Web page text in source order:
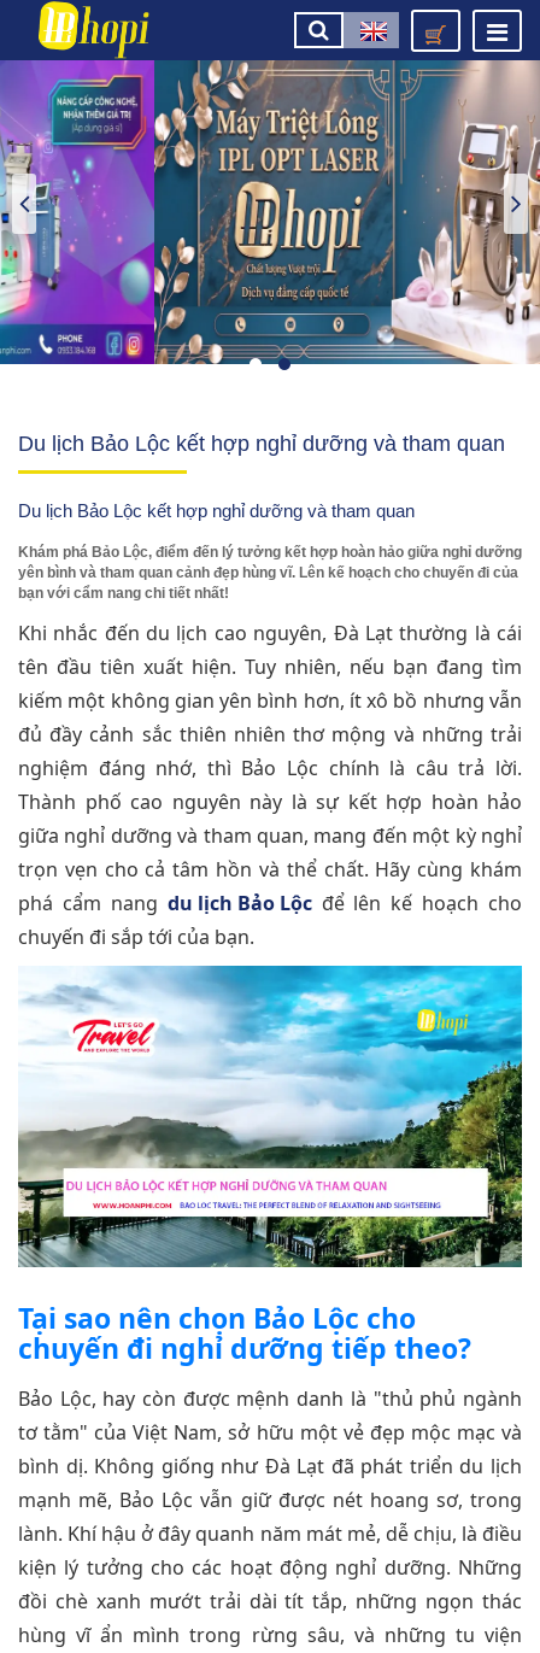
Du lịch Bảo Lộc kết hợp nghỉ dưỡng và tham quan
Du lịch Bảo Lộc kết hợp nghỉ dưỡng và tham quan
Khám phá Bảo Lộc, điểm đến lý tưởng kết hợp hoàn hảo giữa nghỉ dưỡng
yên bình và tham quan cảnh đẹp hùng vĩ. Lên kế hoạch cho chuyến đi của
bạn với cẩm nang chi tiết nhất!
Khi nhắc đến du lịch cao nguyên, Đà Lạt thường là cái
tên đầu tiên xuất hiện. Tuy nhiên, nếu bạn đang tìm
kiếm một không gian yên bình hơn, ít xô bồ nhưng vẫn
đủ đầy cảnh sắc thiên nhiên thơ mộng và những trải
nghiệm đáng nhớ, thì Bảo Lộc chính là câu trả lời.
Thành phố cao nguyên này là sự kết hợp hoàn hảo
giữa nghỉ dưỡng và tham quan, mang đến một kỳ nghỉ
trọn vẹn cho cả tâm hồn và thể chất. Hãy cùng khám
phá cẩm nang du lịch Bảo Lộcđể lên kế hoạch cho
chuyến đi sắp tới của bạn.
Tại sao nên chọn Bảo Lộc cho
chuyến đi nghỉ dưỡng tiếp theo?
Bảo Lộc, hay còn được mệnh danh là "thủ phủ ngành
tơ tằm" của Việt Nam, sở hữu một vẻ đẹp mộc mạc và
bình dị. Không giống như Đà Lạt đã phát triển du lịch
mạnh mẽ, Bảo Lộc vẫn giữ được nét hoang sơ, trong
lành. Khí hậu ở đây quanh năm mát mẻ, dễ chịu, là điều
kiện lý tưởng cho các hoạt động nghỉ dưỡng. Những
đồi chè xanh mướt trải dài tít tắp, những ngọn thác
hùng vĩ ẩn mình trong rừng sâu, và những tu viện